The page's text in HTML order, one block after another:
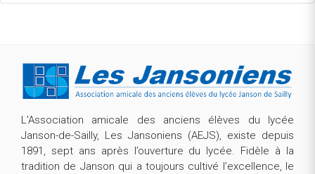
L’Association amicale des anciens élèves du lycée
Janson-de-Sailly, Les Jansoniens (AEJS), existe depuis
1891, sept ans après l’ouverture du lycée. Fidèle à la
tradition de Janson qui a toujours cultivé l’excellence, le